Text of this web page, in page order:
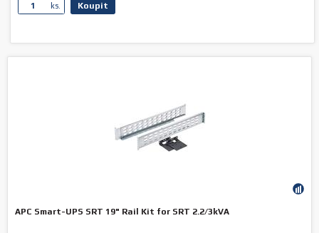
ks. Koupit
APC Smart-UPS SRT 19" Rail Kit for SRT 2.2/3kVA